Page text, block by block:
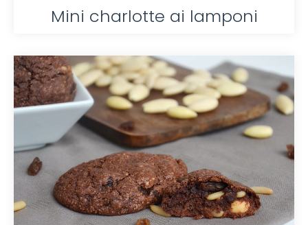
Mini charlotte ai lamponi